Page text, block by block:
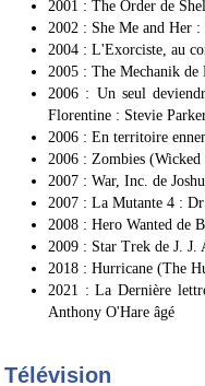
2001 : The Order de
2002 : She Me and Her
2004 : L'Exorciste, au
2005 : The Mechanik
2006 : Un seul
Florentine : Stevie
2006 : En territoire
2006 : Zombies
2007 : War, Inc. de
2007 : La Mutante 4 :
2008 : Hero Wanted de
2009 : Star Trek de J. J.
2018 : Hurricane (The
2021 : La Dernière
Anthony O'Hare âgé
Télévision